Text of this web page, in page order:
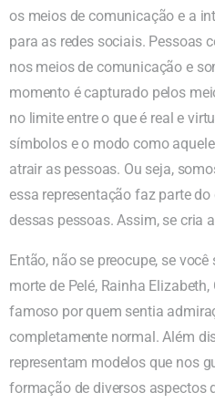
os meios de comunicação e a
para as redes sociais. Pessoas
nos meios de comunicação e
momento é capturado pelos
no limite entre o que é real e
símbolos e o modo como
atrair as pessoas. Ou seja,
essa representação faz parte
dessas pessoas. Assim, se cria
Então, não se preocupe, se
morte de Pelé, Rainha
famoso por quem sentia
completamente normal. Além
representam modelos que nos
formação de diversos aspectos